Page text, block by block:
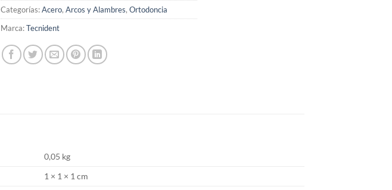
Categorías:Acero, Arcos y Alambres, Ortodoncia
Marca:Tecnident
0,05 kg
1 × 1 × 1 cm